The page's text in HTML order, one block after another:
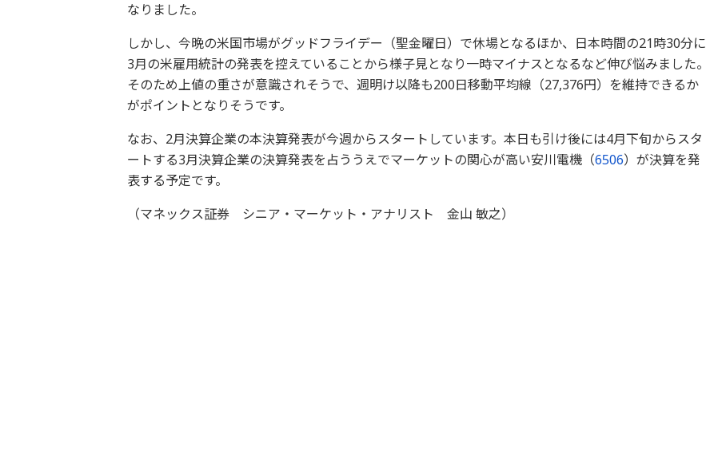
なりました。
しかし、今晩の米国市場がグッドフライデー（聖金曜日）で休場となるほか、日本時間の21時30分に
3月の米雇用統計の発表を控えていることから様子見となり一時マイナスとなるなど伸び悩みました。
そのため上値の重さが意識されそうで、週明け以降も200日移動平均線（27,376円）を維持できるか
がポイントとなりそうです。
なお、2月決算企業の本決算発表が今週からスタートしています。本日も引け後には4月下旬からスタ
ートする3月決算企業の決算発表を占ううえでマーケットの関心が高い安川電機（6506）が決算を発
表する予定です。
（マネックス証券 シニア・マーケット・アナリスト 金山 敏之）